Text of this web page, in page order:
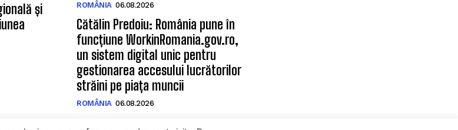
și
ROMÂNIA 06.08.2026
Cătălin Predoiu: România pune în
funcțiune WorkinRomania.gov.ro,
un sistem digital unic pentru
gestionarea accesului lucrătorilor
străini pe piața muncii
ROMÂNIA 06.08.2026